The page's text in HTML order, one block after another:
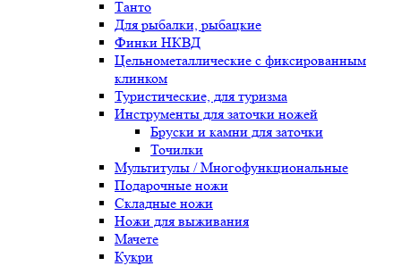
Танто
Для рыбалки, рыбацкие
Финки НКВД
Цельнометаллические с фиксированным
клинком
Туристические, для туризма
Инструменты для заточки ножей
Бруски и камни для заточки
Точилки
Мультитулы / Многофункциональные
Подарочные ножи
Складные ножи
Ножи для выживания
Мачете
Кукри